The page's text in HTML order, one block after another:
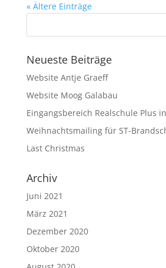
« Ältere Einträge
Neueste Beiträge
Website Antje Graeff
Website Moog Galabau
Eingangsbereich Realschule Plus
Weihnachtsmailing für ST-
Last Christmas
Archiv
Juni 2021
März 2021
Dezember 2020
Oktober 2020